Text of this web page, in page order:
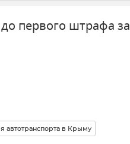
первого штрафа за
автотранспорта в Крыму